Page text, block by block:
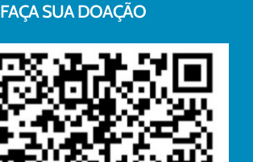
FAÇA SUA DOAÇÃO